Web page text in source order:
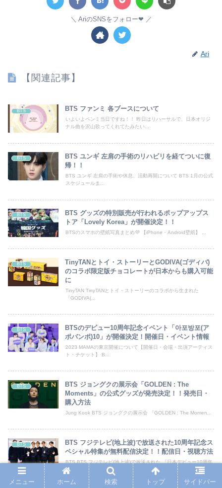
AriのSNSをフォロー❤︎
Ari
【関連記事】
BTS BTS ファンミ 各ブースについて
いよいよペンミ当日ですね！！ 昨日はリハーサルで、日本オリジ
ナル曲を沢山歌ってくれてたみたい...
BTS
BTS ユンギ 左肩の手術のリハビリを経てついに復
帰！！
BTS ユンギ 左肩の手術や休息、活動再開について BTS 1月の公式
スケジュールま...
BTS
BTS グッズの特別販売が行われるポップアップス
トア「Lovely Korea」が開催決定！！
BTSのスマホの壁紙写真まとめ💜 【iPhone・Android壁紙】 ...
BTS
TinyTANとトイ・ストーリーとGODIVA(ゴディバ)
のコラボ限定版チョコレートが日本からも購入可能
に
TinyTAN TinyTANとトイ・ストーリーのコラボから生まれた
『GODIVA(...
BTS
BTSのデビュー10周年記念イベント「아포방포(ア
ポバンポ)10」が開催決定！開催日・イベント情報
2023 MAMAの東京開催について【開催日・会場・出演アーティス
ト・チケット】 B...
BTS
BTS ジョングクの展示会「GOLDEN : The
Moments」の公式グッズが発売決定！！発売日・
購入方法
Jung Kook BTS ジョングクの展示会 『GOLDEN : The Momen...
BTS
BTS フジテレビ(地上波)で放送された10周年記念ス
ペシャル特集が無料配信決定！！配信日・視聴方法
BTS BTS フジテレビ(地上波)で放送された 『日本デビュー10周年
記念スペシャル...
メニュー ホーム 検索 トップ サイドバー